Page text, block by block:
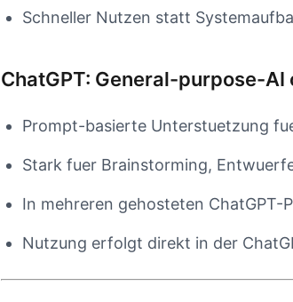
Schneller Nutzen statt
ChatGPT: General-purpose-AI
Prompt-basierte Unterstuetzung
Stark fuer Brainstorming,
In mehreren gehosteten ChatGPT-
Nutzung erfolgt direkt in der